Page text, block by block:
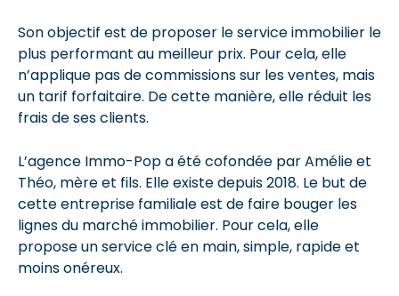
Son objectif est de proposer le service immobilier le
plus performant au meilleur prix. Pour cela, elle
n’applique pas de commissions sur les ventes, mais
un tarif forfaitaire. De cette manière, elle réduit les
frais de ses clients.
L’agence Immo-Pop a été cofondée par Amélie et
Théo, mère et fils. Elle existe depuis 2018. Le but de
cette entreprise familiale est de faire bouger les
lignes du marché immobilier. Pour cela, elle
propose un service clé en main, simple, rapide et
moins onéreux.